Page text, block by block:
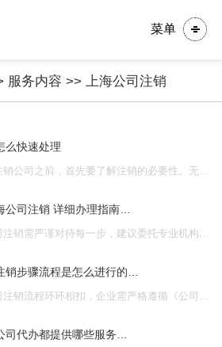
菜单
服务内容 >> 上海公司注销
么快速处理
如何把上海公司注销 详细办理指南…
销步骤流程是怎么进行的…
司代办都提供哪些服务…